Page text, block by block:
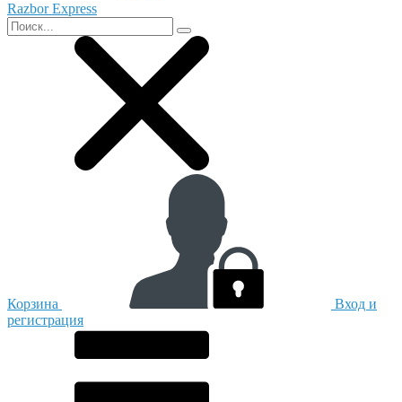
Razbor Express
Корзина
Вход и
регистрация